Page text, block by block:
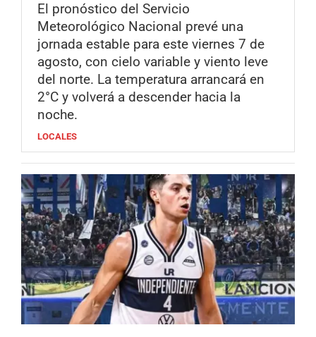
El pronóstico del Servicio
Meteorológico Nacional prevé una
jornada estable para este viernes 7 de
agosto, con cielo variable y viento leve
del norte. La temperatura arrancará en
2°C y volverá a descender hacia la
noche.
LOCALES